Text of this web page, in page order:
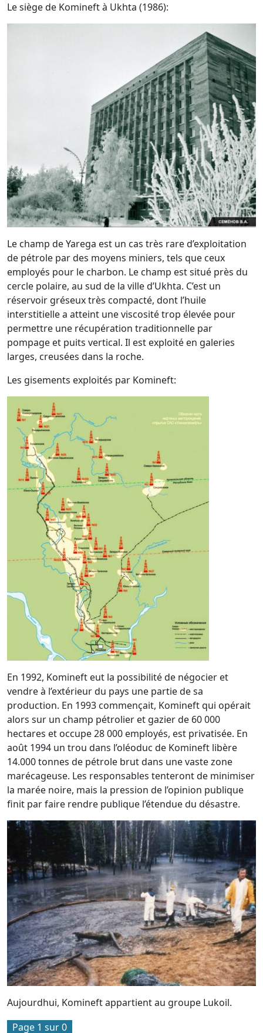
Le siège de Komineft à Ukhta (1986):
Le champ de Yarega est un cas très rare d’exploitation
de pétrole par des moyens miniers, tels que ceux
employés pour le charbon. Le champ est situé près du
cercle polaire, au sud de la ville d’Ukhta. C’est un
réservoir gréseux très compacté, dont l’huile
interstitielle a atteint une viscosité trop élevée pour
permettre une récupération traditionnelle par
pompage et puits vertical. Il est exploité en galeries
larges, creusées dans la roche.
Les gisements exploités par Komineft:
En 1992, Komineft eut la possibilité de négocier et
vendre à l’extérieur du pays une partie de sa
production. En 1993 commençait, Komineft qui opérait
alors sur un champ pétrolier et gazier de 60 000
hectares et occupe 28 000 employés, est privatisée. En
août 1994 un trou dans l’oléoduc de Komineft libère
14.000 tonnes de pétrole brut dans une vaste zone
marécageuse. Les responsables tenteront de minimiser
la marée noire, mais la pression de l’opinion publique
finit par faire rendre publique l’étendue du désastre.
Aujourdhui, Komineft appartient au groupe Lukoil.
Page 1 sur 0